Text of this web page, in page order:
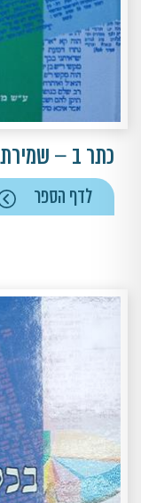
כתר ב –
לדף הספר